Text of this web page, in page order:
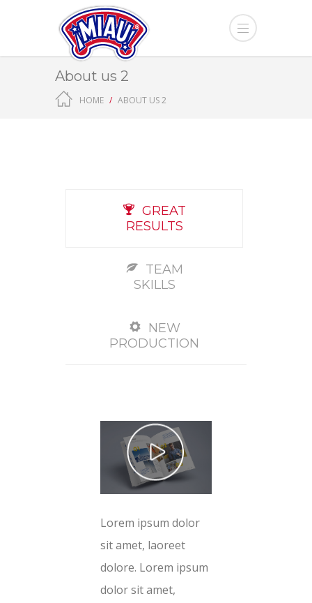
About us 2
HOME ABOUT US 2
GREAT
RESULTS
TEAM
SKILLS
NEW
PRODUCTION
Lorem ipsum dolor
sit amet, laoreet
dolore. Lorem ipsum
dolor sit amet,